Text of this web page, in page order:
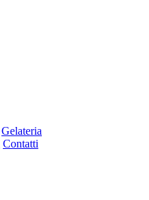
Gelateria
Contatti